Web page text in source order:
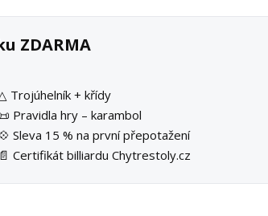
ZDARMA
Trojúhelník + křídy
Pravidla hry – karambol
Sleva 15 % na první přepotažení
📄 Certifikát billiardu Chytrestoly.cz